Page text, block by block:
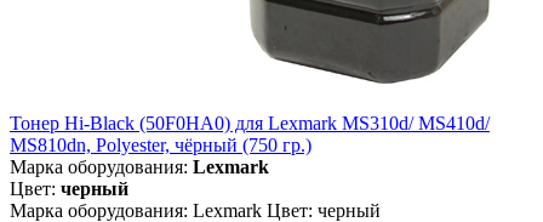
Тонер Hi-Black (50F0HA0) для Lexmark MS310d/ MS410d/
MS810dn, Polyester, чёрный (750 гр.)
Марка оборудования: Lexmark
Цвет: черный
Марка оборудования: Lexmark Цвет: черный